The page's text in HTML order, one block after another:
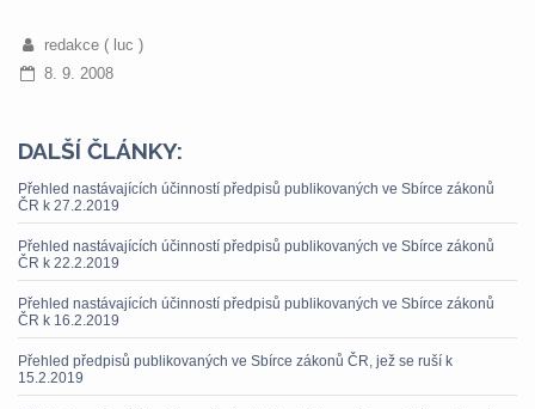
redakce ( luc )
8. 9. 2008
DALŠÍ ČLÁNKY:
Přehled nastávajících účinností předpisů publikovaných ve Sbírce zákonů
ČR k 27.2.2019
Přehled nastávajících účinností předpisů publikovaných ve Sbírce zákonů
ČR k 22.2.2019
Přehled nastávajících účinností předpisů publikovaných ve Sbírce zákonů
ČR k 16.2.2019
Přehled předpisů publikovaných ve Sbírce zákonů ČR, jež se ruší k
15.2.2019